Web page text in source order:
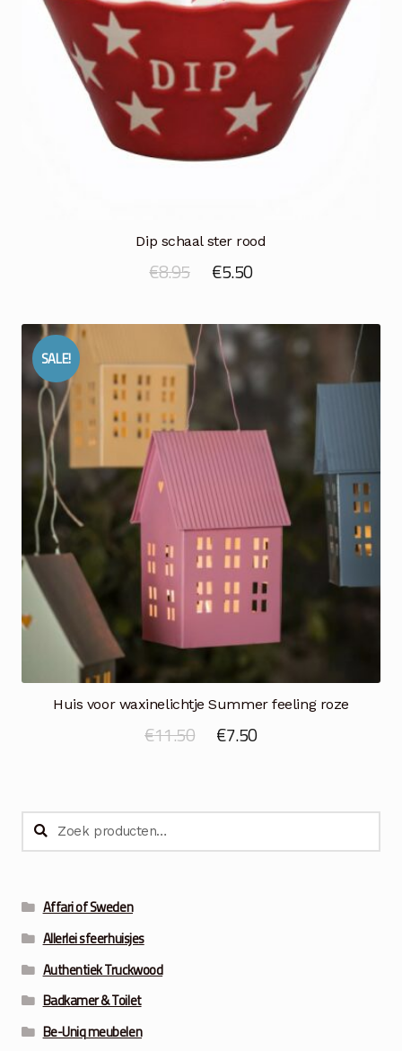
Dip schaal ster rood
€8.95
Oorspronkelijke
was:
€8.95.
€5.50Huidige
is:
€5.50.
Huis voor waxinelichtje Summer feeling roze
SALE!
€11.50
Oorspronkelijke
€11.50.
€7.50Huidige
€7.50.
Zoeken
naar:
Zoeken
Affari of Sweden
Allerlei sfeerhuisjes
Authentiek Truckwood
Badkamer & Toilet
Be-Uniq meubelen